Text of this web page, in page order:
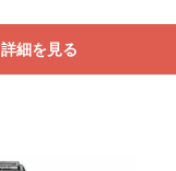
詳細を見る